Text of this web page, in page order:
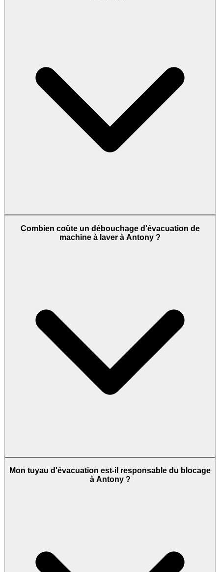
Combien coûte un débouchage d'évacuation de
machine à laver à Antony ?
Mon tuyau d'évacuation est-il responsable du blocage
à Antony ?